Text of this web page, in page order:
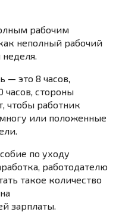
рабочим
неполный рабочий
неделя.
— это 8 часов,
часов, стороны
чтобы работник
или положенные
по уходу
работодателю
такое количество
зарплаты.